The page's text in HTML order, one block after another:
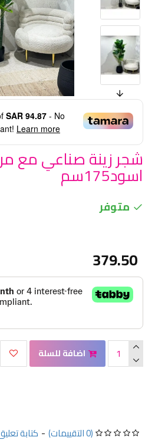
SAR 94.87 - No
Learn more
شجر زينة صناعي مع
اسود175سم
متوفر
(0 التقييمات) - كتابة
379.50
اضافة للسلة